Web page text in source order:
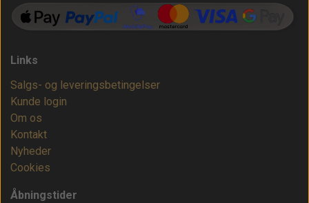
Links
Salgs- og leveringsbetingelser
Kunde login
Om os
Kontakt
Nyheder
Cookies
Åbningstider